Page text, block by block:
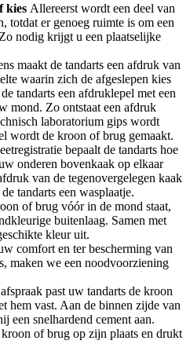
kies Allereerst wordt een deel van
totdat er genoeg ruimte is om een
nodig krijgt u een plaatselijke
maakt de tandarts een afdruk van
waarin zich de afgeslepen kies
tandarts een afdruklepel met een
mond. Zo ontstaat een afdruk
laboratorium gips wordt
wordt de kroon of brug gemaakt.
bepaalt de tandarts hoe
onderen bovenkaak op elkaar
van de tegenovergelegen kaak
tandarts een wasplaatje.
of brug vóór in de mond staat,
buitenlaag. Samen met
kleur uit.
comfort en ter bescherming van
maken we een noodvoorziening
past uw tandarts de kroon
hem vast. Aan de binnen zijde van
een snelhardend cement aan.
of brug op zijn plaats en drukt